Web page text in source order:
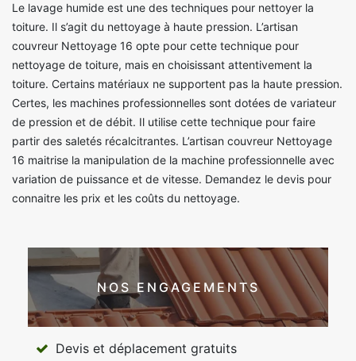
Le lavage humide est une des techniques pour nettoyer la
toiture. Il s’agit du nettoyage à haute pression. L’artisan
couvreur Nettoyage 16 opte pour cette technique pour
nettoyage de toiture, mais en choisissant attentivement la
toiture. Certains matériaux ne supportent pas la haute pression.
Certes, les machines professionnelles sont dotées de variateur
de pression et de débit. Il utilise cette technique pour faire
partir des saletés récalcitrantes. L’artisan couvreur Nettoyage
16 maitrise la manipulation de la machine professionnelle avec
variation de puissance et de vitesse. Demandez le devis pour
connaitre les prix et les coûts du nettoyage.
NOS ENGAGEMENTS
Devis et déplacement gratuits